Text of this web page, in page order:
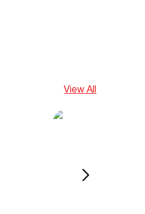
View All